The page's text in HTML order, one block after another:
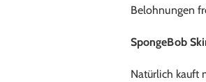
Belohnungen
SpongeBob
Natürlich kauft